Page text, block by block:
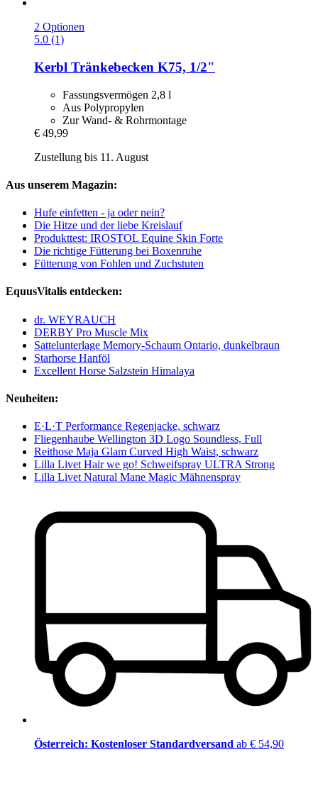
2 Optionen
5.0 (1)
Kerbl Tränkebecken K75, 1/2"
Fassungsvermögen 2,8 l
Aus Polypropylen
Zur Wand- & Rohrmontage
€ 49,99
Zustellung bis 11. August
Aus unserem Magazin:
Hufe einfetten - ja oder nein?
Die Hitze und der liebe Kreislauf
Produkttest: IROSTOL Equine Skin Forte
Die richtige Fütterung bei Boxenruhe
Fütterung von Fohlen und Zuchstuten
EquusVitalis entdecken:
dr. WEYRAUCH
DERBY Pro Muscle Mix
Sattelunterlage Memory-Schaum Ontario, dunkelbraun
Starhorse Hanföl
Excellent Horse Salzstein Himalaya
Neuheiten:
E·L·T Performance Regenjacke, schwarz
Fliegenhaube Wellington 3D Logo Soundless, Full
Reithose Maja Glam Curved High Waist, schwarz
Lilla Livet Hair we go! Schweifspray ULTRA Strong
Lilla Livet Natural Mane Magic Mähnenspray
Österreich: Kostenloser Standardversand ab € 54,90